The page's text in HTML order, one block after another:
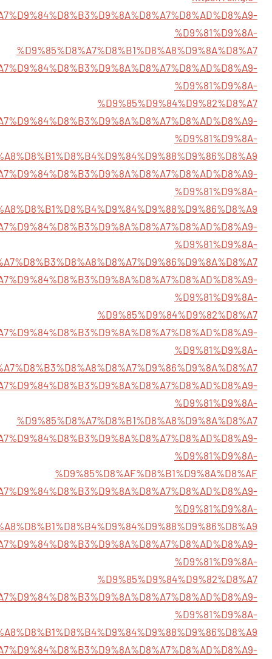
%D9%81%D9%8A-
%D9%85%D8%A7%D8%B1%D8%A8%D9%8A%D8%A7
%D9%81%D9%8A-
%D9%85%D9%84%D9%82%D8%A7
%D9%81%D9%8A-
%D9%81%D9%8A-
%D9%81%D9%8A-
%D9%81%D9%8A-
%D9%85%D9%84%D9%82%D8%A7
%D9%81%D9%8A-
%D9%81%D9%8A-
%D9%85%D8%A7%D8%B1%D8%A8%D9%8A%D8%A7
%D9%81%D9%8A-
%D9%85%D8%AF%D8%B1%D9%8A%D8%AF
%D9%81%D9%8A-
%D9%81%D9%8A-
%D9%85%D9%84%D9%82%D8%A7
%D9%81%D9%8A-